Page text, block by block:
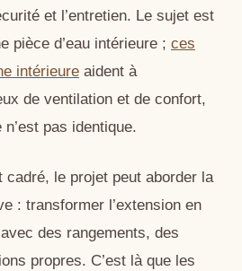
et l’entretien. Le sujet est
pièce d’eau intérieure ; ces
intérieure aident à
de ventilation et de confort,
pas identique.
cadré, le projet peut aborder la
: transformer l’extension en
des rangements, des
propres. C’est là que les